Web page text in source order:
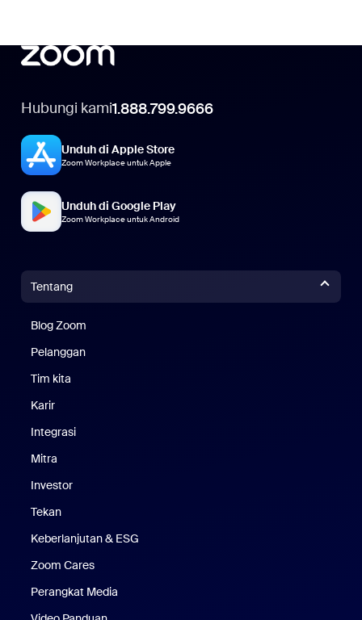
Hubungi kami1.888.799.9666
Unduh di Apple Store
Zoom Workplace untuk Apple
Unduh di Google Play
Zoom Workplace untuk Android
Tentang
Blog Zoom
Pelanggan
Tim kita
Karir
Integrasi
Mitra
Investor
Tekan
Keberlanjutan & ESG
Zoom Cares
Perangkat Media